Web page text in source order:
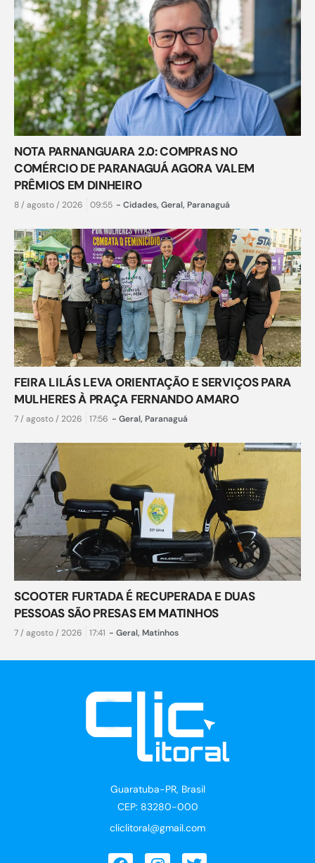
NOTA PARNANGUARA 2.0: COMPRAS NO
COMÉRCIO DE PARANAGUÁ AGORA VALEM
PRÊMIOS EM DINHEIRO
8 / agosto / 2026 09:55 - Cidades, Geral, Paranaguá
FEIRA LILÁS LEVA ORIENTAÇÃO E SERVIÇOS PARA
MULHERES À PRAÇA FERNANDO AMARO
7 / agosto / 2026 17:56 - Geral, Paranaguá
SCOOTER FURTADA É RECUPERADA E DUAS
PESSOAS SÃO PRESAS EM MATINHOS
7 / agosto / 2026 17:41 - Geral, Matinhos
Guaratuba-PR, Brasil
CEP: 83280-000
cliclitoral@gmail.com